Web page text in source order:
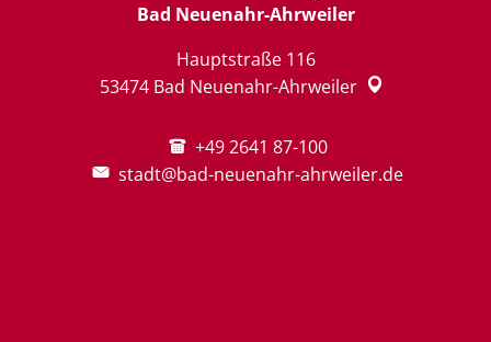
Bad Neuenahr-Ahrweiler
Hauptstraße 116
53474 Bad Neuenahr-Ahrweiler
+49 2641 87-100
stadt@bad-neuenahr-ahrweiler.de